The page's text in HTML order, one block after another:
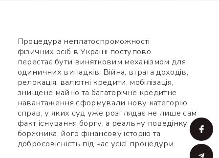
Процедура неплатоспроможності
фізичних осіб в Україні поступово
перестає бути винятковим механізмом для
одиничних випадків. Війна, втрата доходів,
релокація, валютні кредити, мобілізація,
знищене майно та багаторічне кредитне
навантаження сформували нову категорію
справ, у яких суд уже розглядає не лише сам
факт існування боргу, а реальну поведінку
боржника, його фінансову історію та
добросовісність під час усієї процедури.